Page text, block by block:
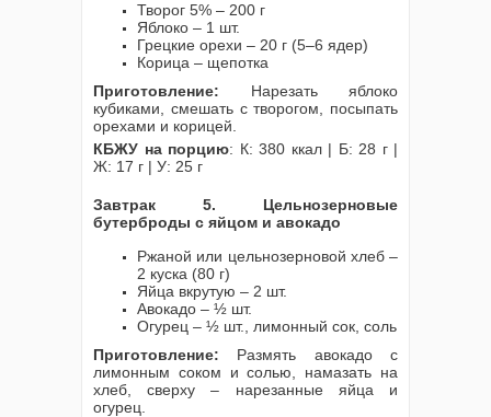
Творог 5% – 200 г
Яблоко – 1 шт.
Грецкие орехи – 20 г (5–6 ядер)
Корица – щепотка
Приготовление: Нарезать яблоко
кубиками, смешать с творогом, посыпать
орехами и корицей.
КБЖУ на порцию: К: 380 ккал | Б: 28 г |
Ж: 17 г | У: 25 г
Завтрак 5. Цельнозерновые
бутерброды с яйцом и авокадо
Ржаной или цельнозерновой хлеб –
2 куска (80 г)
Яйца вкрутую – 2 шт.
Авокадо – ½ шт.
Огурец – ½ шт., лимонный сок, соль
Приготовление: Размять авокадо с
лимонным соком и солью, намазать на
хлеб, сверху – нарезанные яйца и
огурец.